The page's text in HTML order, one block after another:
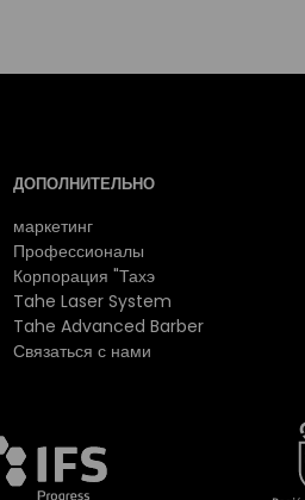
ДОПОЛНИТЕЛЬНО
маркетинг
Профессионалы
Корпорация "Тахэ
Tahe Laser System
Tahe Advanced Barber
Связаться с нами